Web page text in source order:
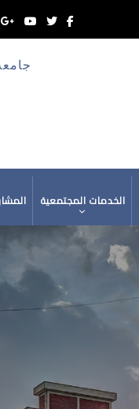
الخدمات المجتمعية